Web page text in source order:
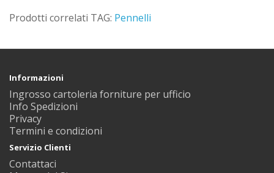
Prodotti correlati TAG: Pennelli
Informazioni
Ingrosso cartoleria forniture per ufficio
Info Spedizioni
Privacy
Termini e condizioni
Servizio Clienti
Contattaci